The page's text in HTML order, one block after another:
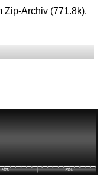
Zip-Archiv (771.8k).